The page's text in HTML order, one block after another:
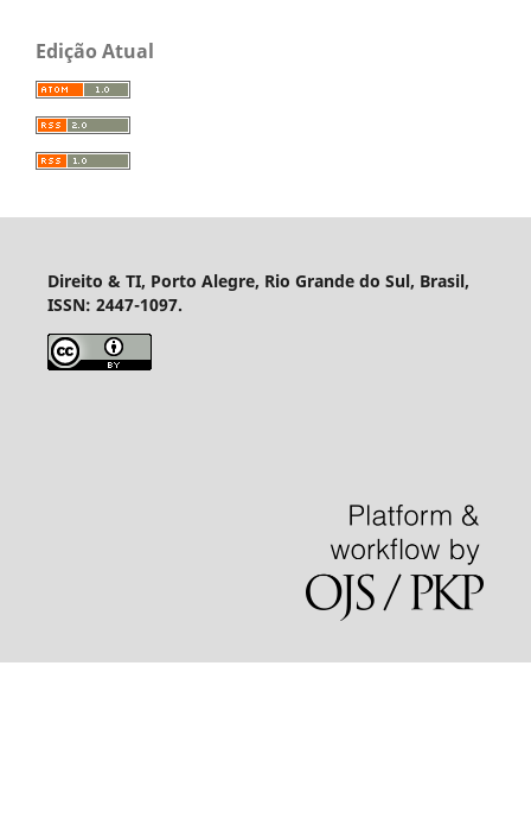
Edição Atual
Direito & TI, Porto Alegre, Rio Grande do Sul, Brasil,
ISSN: 2447-1097.